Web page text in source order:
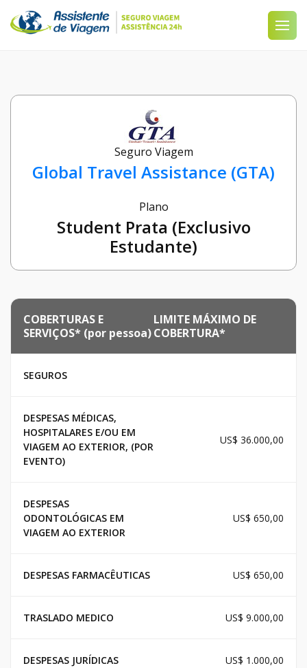
Seguro Viagem
Global Travel Assistance (GTA)
Plano
Student Prata (Exclusivo
Estudante)
COBERTURAS E
SERVIÇOS* (por pessoa)
LIMITE MÁXIMO DE
COBERTURA*
SEGUROS
DESPESAS MÉDICAS,
HOSPITALARES E/OU EM
VIAGEM AO EXTERIOR, (POR
EVENTO)
US$ 36.000,00
DESPESAS
ODONTOLÓGICAS EM
VIAGEM AO EXTERIOR
US$ 650,00
DESPESAS FARMACÊUTICAS US$ 650,00
TRASLADO MEDICO US$ 9.000,00
DESPESAS JURÍDICAS US$ 1.000,00